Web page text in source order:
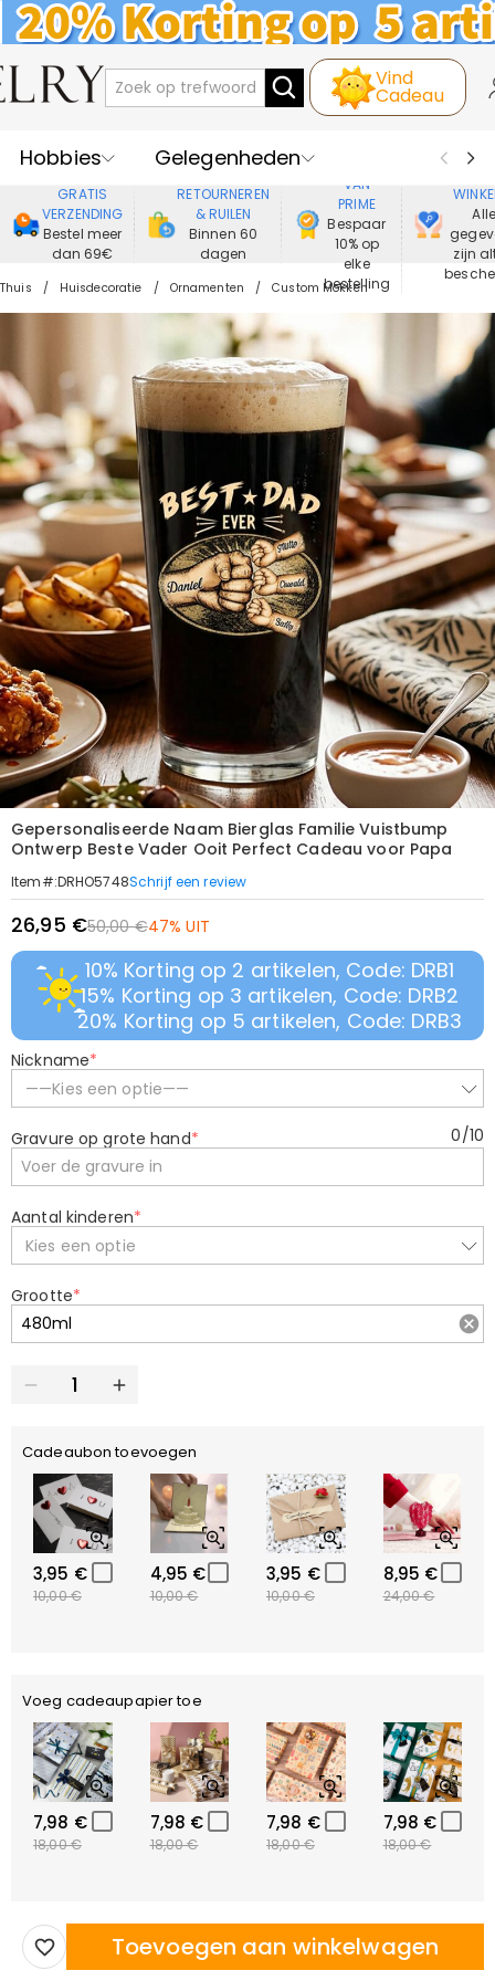
Vind
Cadeau
Hobbies
Gelegenheden
Recipienten
Best Verkochte
Nieuwe
Juwelen
Kleding
GRATIS
VERZENDING
Bestel meer
dan 69€
RETOURNEREN
& RUILEN
Binnen 60
dagen
VAN
PRIME
Bespaar
10% op
elke
bestelling
Alle
zijn
Thuis Huisdecoratie Ornamenten Custom Mokken
Gepersonaliseerde Naam Bierglas Familie Vuistbump
Ontwerp Beste Vader Ooit Perfect Cadeau voor Papa
Item#:DRHO5748Schrijf een review
26,95 €50,00 €47% UIT
10% Korting op 2 artikelen, Code: DRB1
15% Korting op 3 artikelen, Code: DRB2
20% Korting op 5 artikelen, Code: DRB3
Nickname*
——Kies een optie——
Gravure op grote hand* 0/10
Aantal kinderen*
Kies een optie
Grootte*
Cadeaubon toevoegen
3,95 €
10,00 €
4,95 €
10,00 €
3,95 €
10,00 €
8,95 €
24,00 €
Voeg cadeaupapier toe
7,98 €
18,00 €
7,98 €
18,00 €
7,98 €
18,00 €
7,98 €
18,00 €
Toevoegen aan winkelwagen